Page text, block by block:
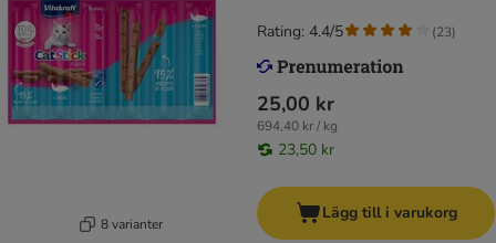
8 varianter
25,00 kr
694,40 kr / kg
23,50 kr
Rating: 4.4/5 (23)
Lägg till i varukorg